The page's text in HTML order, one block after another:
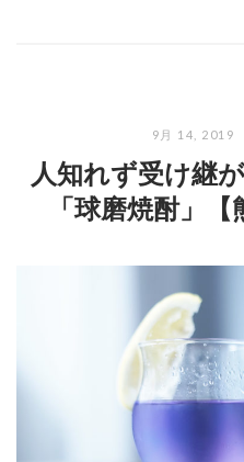
9月 14, 2019
人知れず受け継
「球磨焼酎」【